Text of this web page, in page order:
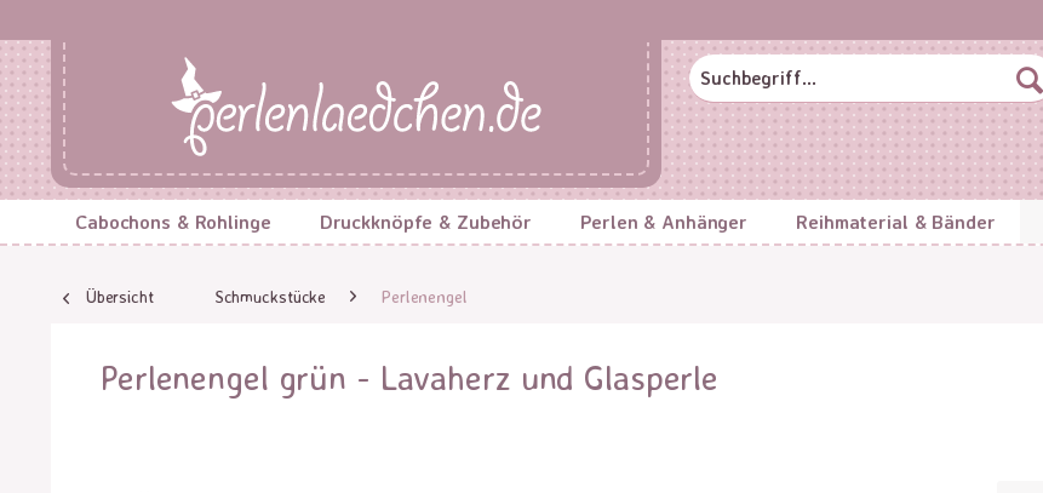
Cabochons & Rohlinge Druckknöpfe & Zubehör Perlen & Anhänger Reihmaterial & Bänder
Übersicht Schmuckstücke Perlenengel
Perlenengel grün - Lavaherz und Glasperle